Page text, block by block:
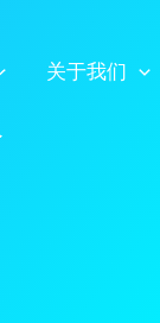
关于我们